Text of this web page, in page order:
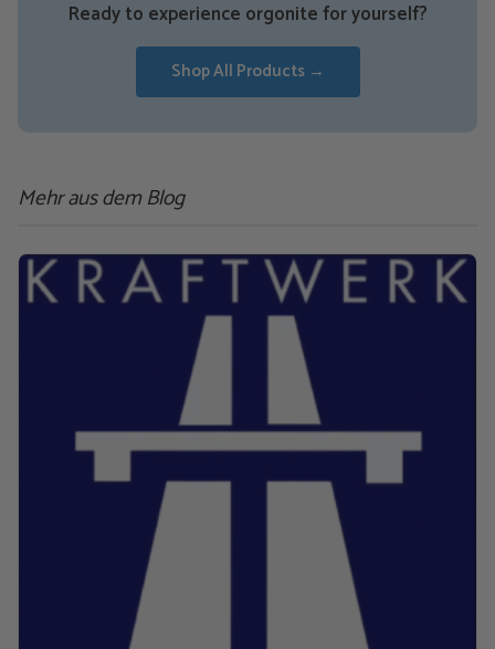
Ready to experience orgonite for yourself?
Shop All Products →
Mehr aus dem Blog